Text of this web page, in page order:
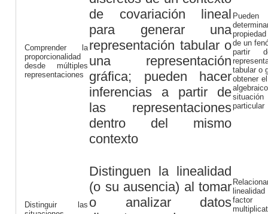
Comprender la
proporcionalidad
desde múltiples
representaciones
de covariación lineal
para generar una
representación tabular o
una representación
gráfica; pueden hacer
inferencias a partir de
las representaciones
dentro del mismo
contexto
Pueden
de un
partir
tabular o
obtener
situación
particular
Distinguir las
Distinguen la linealidad
(o su ausencia) al tomar
o analizar datosfactor